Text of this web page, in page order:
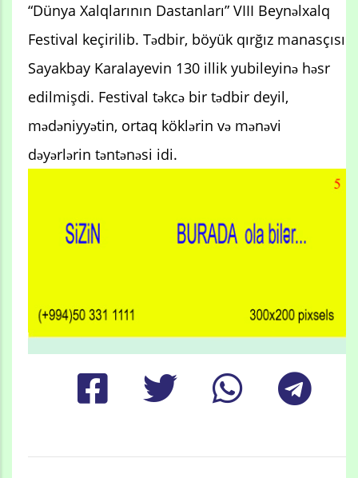
“Dünya Xalqlarının Dastanları” VIII Beynəlxalq
Festival keçirilib. Tədbir, böyük qırğız manasçısı
Sayakbay Karalayevin 130 illik yubileyinə həsr
edilmişdi. Festival təkcə bir tədbir deyil,
mədəniyyətin, ortaq köklərin və mənəvi
dəyərlərin təntənəsi idi.